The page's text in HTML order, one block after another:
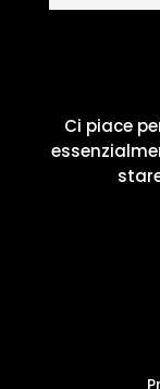
Ci piace